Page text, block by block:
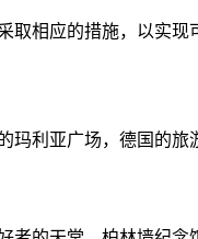
取相应的措施，以实现
玛利亚广场，德国的